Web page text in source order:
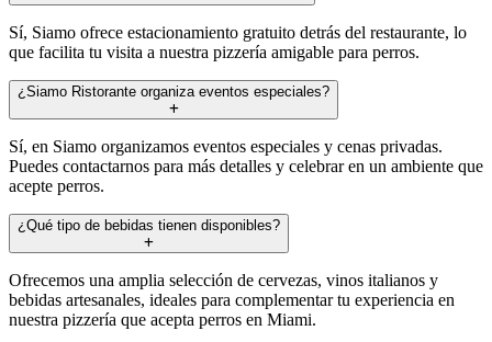
Sí, Siamo ofrece estacionamiento gratuito detrás del restaurante, lo
que facilita tu visita a nuestra pizzería amigable para perros.
¿Siamo Ristorante organiza eventos especiales?
Sí, en Siamo organizamos eventos especiales y cenas privadas.
Puedes contactarnos para más detalles y celebrar en un ambiente que
acepte perros.
¿Qué tipo de bebidas tienen disponibles?
Ofrecemos una amplia selección de cervezas, vinos italianos y
bebidas artesanales, ideales para complementar tu experiencia en
nuestra pizzería que acepta perros en Miami.